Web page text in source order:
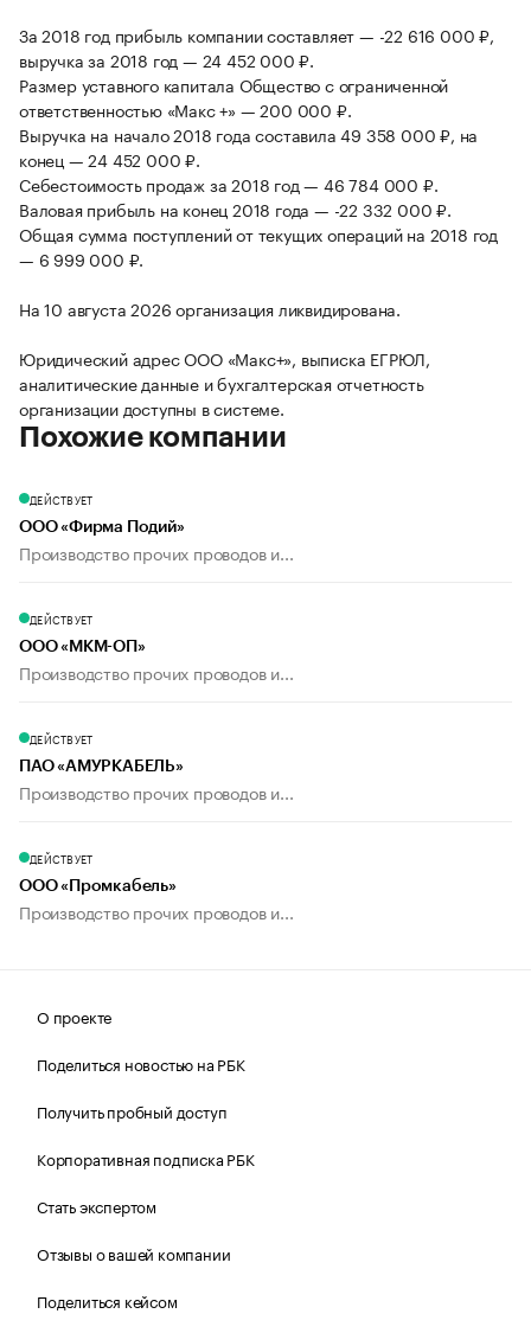
За 2018 год прибыль компании составляет — -22 616 000 ₽,
выручка за 2018 год — 24 452 000 ₽.
Размер уставного капитала Общество с ограниченной
ответственностью «Макс +» — 200 000 ₽.
Выручка на начало 2018 года составила 49 358 000 ₽, на
конец — 24 452 000 ₽.
Себестоимость продаж за 2018 год — 46 784 000 ₽.
Валовая прибыль на конец 2018 года — -22 332 000 ₽.
Общая сумма поступлений от текущих операций на 2018 год
— 6 999 000 ₽.
На 10 августа 2026 организация ликвидирована.
Юридический адрес ООО «Макс+», выписка ЕГРЮЛ,
аналитические данные и бухгалтерская отчетность
организации доступны в системе.
Похожие компании
ДЕЙСТВУЕТ
ООО «Фирма Подий»
Производство прочих проводов и...
ДЕЙСТВУЕТ
ООО «МКМ-ОП»
Производство прочих проводов и...
ДЕЙСТВУЕТ
ПАО «АМУРКАБЕЛЬ»
Производство прочих проводов и...
ДЕЙСТВУЕТ
ООО «Промкабель»
Производство прочих проводов и...
О проекте
Поделиться новостью на РБК
Получить пробный доступ
Корпоративная подписка РБК
Стать экспертом
Отзывы о вашей компании
Поделиться кейсом